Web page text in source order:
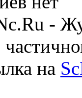
-
на